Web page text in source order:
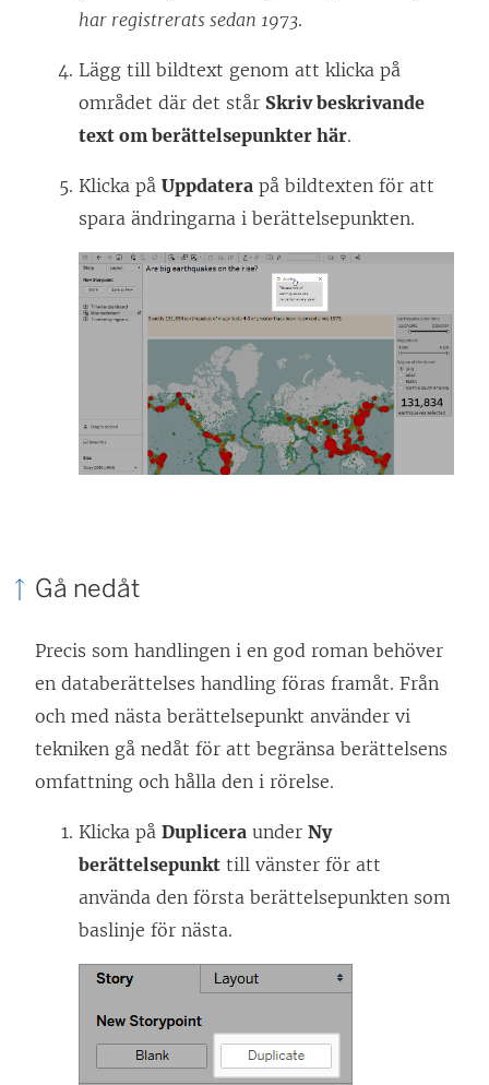
har registrerats sedan 1973.
Lägg till bildtext genom att klicka på
området där det står Skriv beskrivande
text om berättelsepunkter här.
Klicka på Uppdatera på bildtexten för att
spara ändringarna i berättelsepunkten.
Gå nedåt
Precis som handlingen i en god roman behöver
en databerättelses handling föras framåt. Från
och med nästa berättelsepunkt använder vi
tekniken gå nedåt för att begränsa berättelsens
omfattning och hålla den i rörelse.
Klicka på Duplicera under Ny
berättelsepunkt till vänster för att
använda den första berättelsepunkten som
baslinje för nästa.